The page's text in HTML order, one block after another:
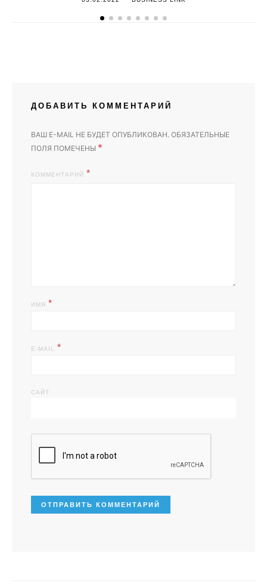
ДОБАВИТЬ КОММЕНТАРИЙ
ВАШ E-MAIL НЕ БУДЕТ ОПУБЛИКОВАН. ОБЯЗАТЕЛЬНЫЕ
ПОЛЯ ПОМЕЧЕНЫ *
КОММЕНТАРИЙ
ИМЯ *
E-MAIL *
САЙТ